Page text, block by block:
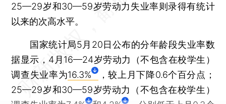
25—29岁和30—59岁劳动力失业率则录得有统计
以来的次高水平。
国家统计局5月20日公布的分年龄段失业率数
据显示，4月16—24岁劳动力（不包含在校学生）
调查失业率为16.3%
，较上月下降0.6个百分点；
25—29岁和30—59岁劳动力（不包含在校学生）